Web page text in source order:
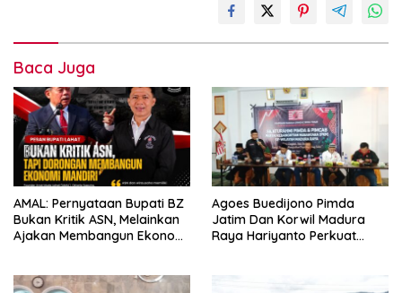
Baca Juga
AMAL: Pernyataan Bupati BZ
Bukan Kritik ASN, Melainkan
Ajakan Membangun Ekonomi
Agoes Buedijono Pimda
Jatim Dan Korwil Madura
Raya Hariyanto Perkuat